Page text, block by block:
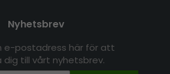
Nyhetsbrev
e-postadress här för att
dig till vårt nyhetsbrev.